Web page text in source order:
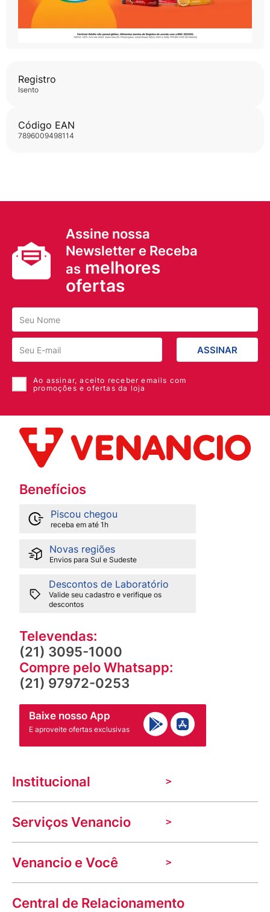
Registro
isento
Código EAN
7896009498114
Assine nossa
Newsletter e Receba
as melhores
ofertas
ASSINAR
Ao assinar, aceito receber emails com
promoções e ofertas da loja
Benefícios
Piscou chegou
receba em até 1h
Novas regiões
Envios para Sul e Sudeste
Descontos de Laboratório
Valide seu cadastro e verifique os
descontos
Televendas:
(21) 3095-1000
Compre pelo Whatsapp:
(21) 97972-0253
Baixe nosso App
E aproveite ofertas exclusivas
Institucional
A Venancio
Trabalhe Conosco
Nossas lojas
Indique seu imóvel
Serviços Venancio
Troca e devolução
Mecânica de promoções
Dúvidas frequentes
Prazos e entregas
Venancio e Você
VClube - Programa de fidelidade
Fale com o farmacêutico
Central de Relacionamento